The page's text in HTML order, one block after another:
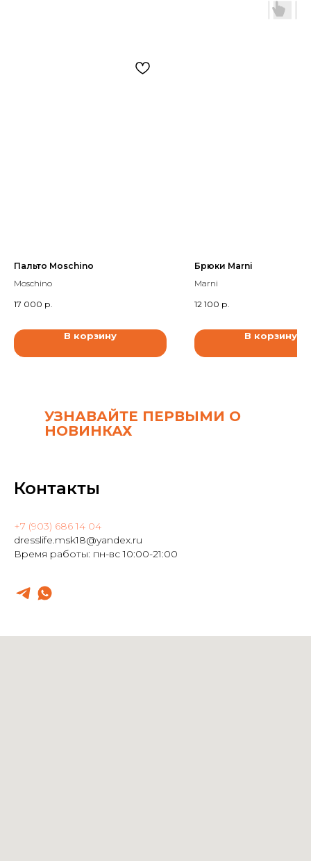
Пальто Moschino
Moschino
17 000 р.
В корзину
Брюки Marni
Marni
12 100 р.
В корзину
УЗНАВАЙТЕ ПЕРВЫМИ О
НОВИНКАХ
Контакты
+7 (903) 686 14 04
dresslife.msk18@yandex.ru
Время работы: пн-вс 10:00-21:00